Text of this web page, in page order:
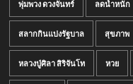
พุ่มพวง ดวงจันทร์ ลดน้ำหนัก
สลากกินแบ่งรัฐบาล สุขภาพ
หลวงปู่ศิลา สิริจันโท หวย